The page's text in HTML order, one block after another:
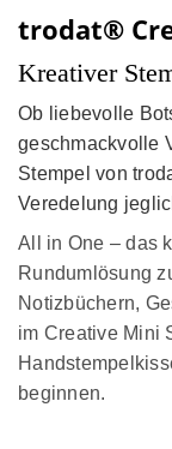
trodat®
Kreativer
Ob liebevolle
geschmackvolle
Stempel von
Veredelung
All in One – das
Rundumlösung
Notizbüchern,
im Creative Mini
beginnen.